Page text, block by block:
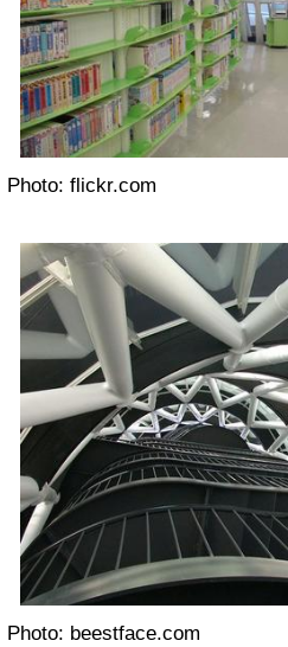
Photo: flickr.com
Photo: beestface.com